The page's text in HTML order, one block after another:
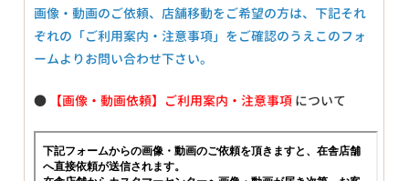
画像・動画のご依頼、店舗移動をご希望の方は、下記それ
ぞれの「ご利用案内・注意事項」をご確認のうえこのフォ
ームよりお問い合わせ下さい。
● 【画像・動画依頼】ご利用案内・注意事項 について